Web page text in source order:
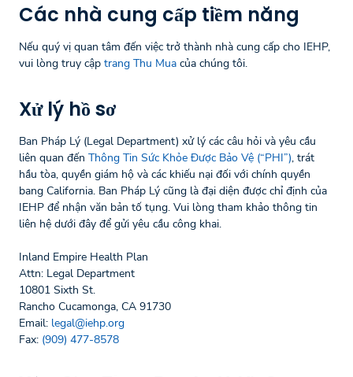
Các nhà cung cấp tiềm năng
Nếu quý vị quan tâm đến việc trở thành nhà cung cấp cho IEHP,
vui lòng truy cập trang Thu Mua của chúng tôi.
Xử lý hồ sơ
Ban Pháp Lý (Legal Department) xử lý các câu hỏi và yêu cầu
liên quan đến Thông Tin Sức Khỏe Được Bảo Vệ (“PHI”), trát
hầu tòa, quyền giám hộ và các khiếu nại đối với chính quyền
bang California. Ban Pháp Lý cũng là đại diện được chỉ định của
IEHP để nhận văn bản tố tụng. Vui lòng tham khảo thông tin
liên hệ dưới đây để gửi yêu cầu công khai.
Inland Empire Health Plan
Attn: Legal Department
10801 Sixth St.
Rancho Cucamonga, CA 91730
Email: legal@iehp.org
Fax: (909) 477-8578